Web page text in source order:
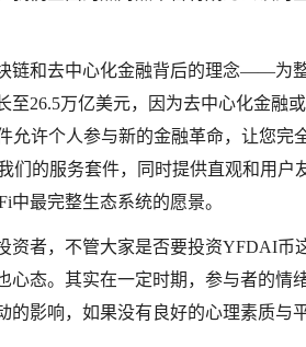
链和去中心化金融背后的理念——为
至26.5万亿美元，因为去中心化金融
允许个人参与新的金融革命，让您
们的服务套件，同时提供直观和用
中最完整生态系统的愿景。
资者，不管大家是否要投资YFDAI
心态。其实在一定时期，参与者的
的影响，如果没有良好的心理素质与